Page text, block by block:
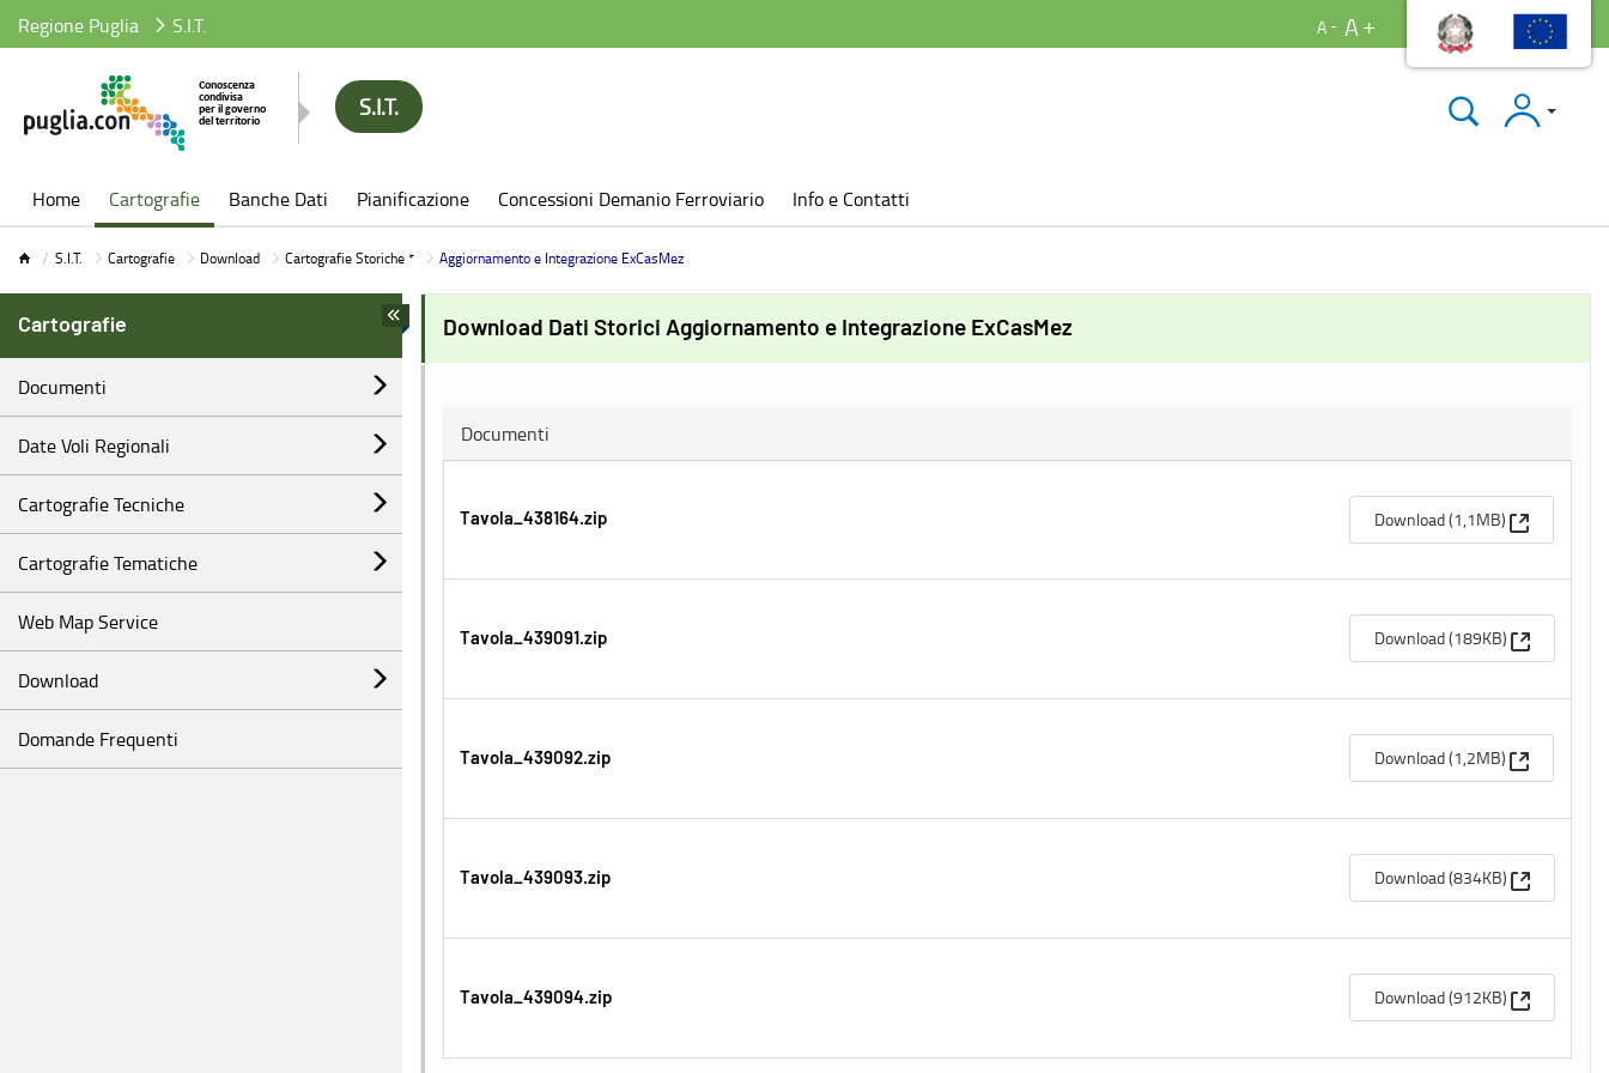
Regione Puglia S.I.T. A A
S.I.T. Accedi
Home Cartografie Banche Dati Pianificazione Concessioni Demanio Ferroviario Info e Contatti
S.I.T. Cartografie Download Cartografie Storiche * Aggiornamento e Integrazione ExCasMez
Cartografie
Documenti
Date Voli Regionali
Cartografie Tecniche
Cartografie Tematiche
Web Map Service
Download
Domande Frequenti
Download Dati Storici Aggiornamento e Integrazione ExCasMez
Documenti
Tavola_438164.zip Download (1,1MB) (Apre una
Tavola_439091.zip Download (189KB) (Apre una
Tavola_439092.zip Download (1,2MB) (Apre una
Tavola_439093.zip Download (834KB) (Apre una
Tavola_439094.zip Download (912KB) (Apre una